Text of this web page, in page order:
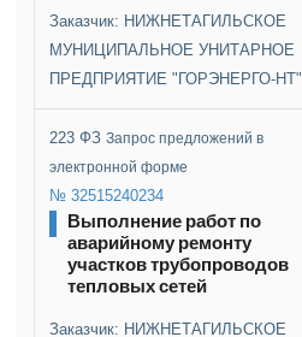
Заказчик: НИЖНЕТАГИЛЬСКОЕ
МУНИЦИПАЛЬНОЕ УНИТАРНОЕ
ПРЕДПРИЯТИЕ "ГОРЭНЕРГО-НТ"
223 ФЗЗапрос предложений в
электронной форме
№ 32515240234
Выполнение работ по
аварийному ремонту
участков трубопроводов
тепловых сетей
Заказчик: НИЖНЕТАГИЛЬСКОЕ